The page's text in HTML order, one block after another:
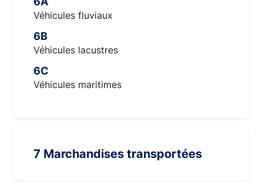
Véhicules fluviaux
6B
Véhicules lacustres
6C
Véhicules maritimes
7 Marchandises transportées